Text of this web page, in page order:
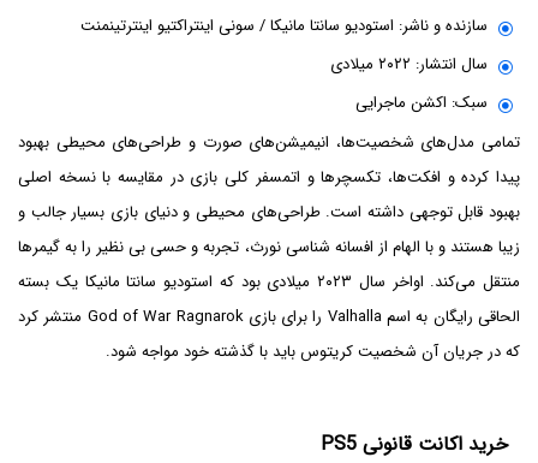
سازنده و ناشر: استودیو سانتا مانیکا / سونی اینتراکتیو اینترتینمنت
سال انتشار: ۲۰۲۲ میلادی
سبک: اکشن ماجرایی
تمامی مدل‌های شخصیت‌ها، انیمیشن‌های صورت و طراحی‌های محیطی بهبود
پیدا کرده و افکت‌ها، تکسچرها و اتمسفر کلی بازی در مقایسه با نسخه اصلی
بهبود قابل توجهی داشته است. طراحی‌های محیطی و دنیای بازی بسیار جالب و
زیبا هستند و با الهام از افسانه شناسی نورث، تجربه و حسی بی نظیر را به گیمرها
منتقل می‌کند. اواخر سال ۲۰۲۳ میلادی بود که استودیو سانتا مانیکا یک بسته
الحاقی رایگان به اسم Valhalla را برای بازی God of War Ragnarok منتشر کرد
که در جریان آن شخصیت کریتوس باید با گذشته خود مواجه شود.
خرید اکانت قانونی PS5